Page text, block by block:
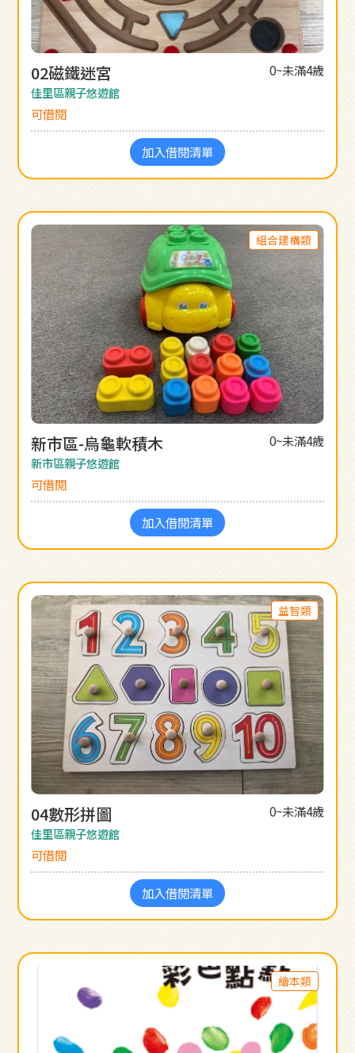
02磁鐵迷宮 0~未滿4歲
佳里區親子悠遊館
可借閱
加入借閱清單
組合建構類
新市區-烏龜軟積木 0~未滿4歲
新市區親子悠遊館
可借閱
加入借閱清單
益智類
04數形拼圖 0~未滿4歲
佳里區親子悠遊館
可借閱
加入借閱清單
繪本類